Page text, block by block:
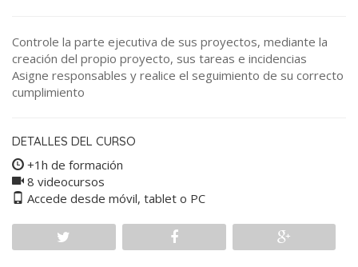
Controle la parte ejecutiva de sus proyectos, mediante la
creación del propio proyecto, sus tareas e incidencias
Asigne responsables y realice el seguimiento de su correcto
cumplimiento
DETALLES DEL CURSO
+1h de formación
8 videocursos
Accede desde móvil, tablet o PC